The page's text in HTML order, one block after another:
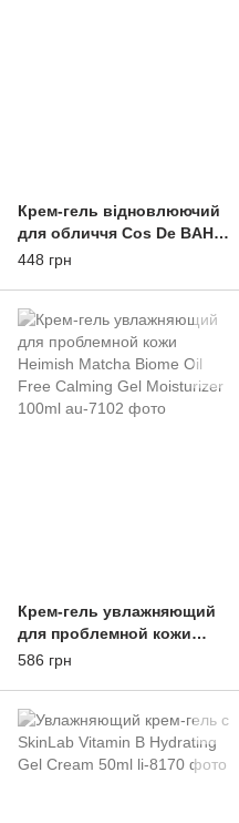
Крем-гель відновлюючий
для обличчя Cos De BAHA
Centella Gel Cream 45ml
448 грн
Крем-гель увлажняющий
для проблемной кожи
Heimish Matcha Biome Oil
586 грн